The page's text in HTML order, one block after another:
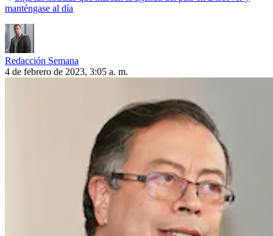
manténgase al día
Redacción Semana
4 de febrero de 2023, 3:05 a. m.